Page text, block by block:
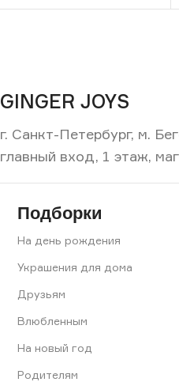
GINGER JOYS
г. Санкт-Петербург, м.
главный вход, 1 этаж,
Подборки
На день рождения
Украшения для дома
Друзьям
Влюбленным
На новый год
Родителям